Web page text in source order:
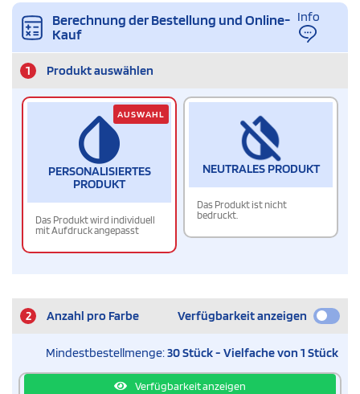
Berechnung der Bestellung und Online-
Kauf
Info
1 Produkt auswählen
PERSONALISIERTES
PRODUKT
Das Produkt wird individuell
mit Aufdruck angepasst
AUSWAHL
NEUTRALES PRODUKT
Das Produkt ist nicht
bedruckt.
2 Anzahl pro Farbe Verfügbarkeit anzeigen
Mindestbestellmenge:30 Stück - Vielfache von 1 Stück
Verfügbarkeit anzeigen